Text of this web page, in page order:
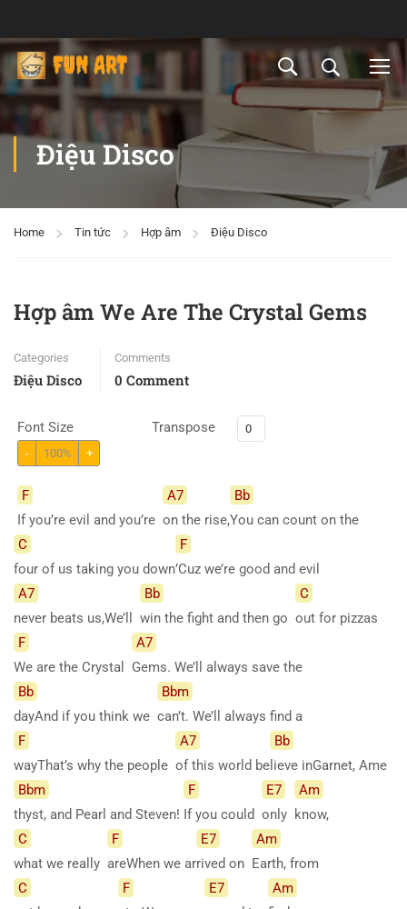
Điệu Disco
Home Tin tức Hợp âm Điệu Disco
Hợp âm We Are The Crystal Gems
Categories
Điệu Disco
Comments
0 Comment
Font Size
- 100% +
Transpose
F
If you’re evil and you’re
A7
on the rise,
Bb
You can count on the
C
four of us taking you down
F
’Cuz we’re good and evil
A7
never beats us,We’ll
Bb
win the fight and then go
C
out for pizzas
F
We are the Crystal
A7
Gems. We’ll always save the
Bb
dayAnd if you think we
Bbm
can’t. We’ll always find a
F
wayThat’s why the people
A7
of this world be
Bb
lieve inGarnet, Ame
Bbm
thyst, and Pearl and Steven!
F
If you could
E7
only
Am
know,
C
what we really
F
areWhen we ar
E7
rived on
Am
Earth, from
C
F
E7
Am